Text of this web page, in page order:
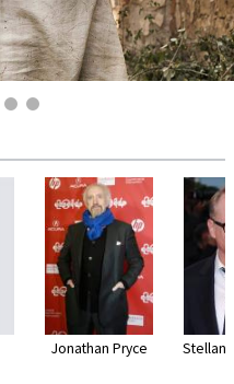
Jonathan Pryce Stellan